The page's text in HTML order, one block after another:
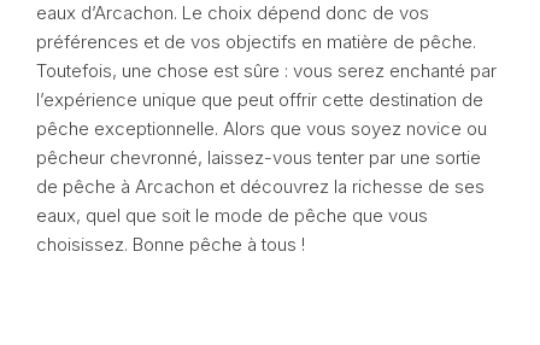
eaux d’Arcachon. Le choix dépend donc de vos
préférences et de vos objectifs en matière de pêche.
Toutefois, une chose est sûre : vous serez enchanté par
l’expérience unique que peut offrir cette destination de
pêche exceptionnelle. Alors que vous soyez novice ou
pêcheur chevronné, laissez-vous tenter par une sortie
de pêche à Arcachon et découvrez la richesse de ses
eaux, quel que soit le mode de pêche que vous
choisissez. Bonne pêche à tous !